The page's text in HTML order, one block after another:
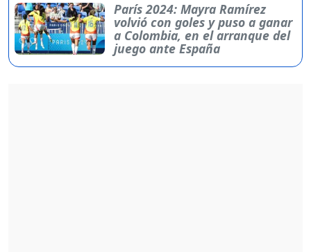
París 2024: Mayra Ramírez
volvió con goles y puso a ganar
a Colombia, en el arranque del
juego ante España